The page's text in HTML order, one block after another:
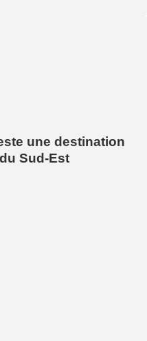
une destination
Sud-Est